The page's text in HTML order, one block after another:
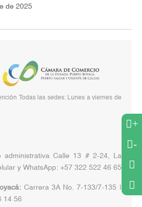
de 2025
+
-
Todas las sedes: Lunes a viernes de
administrativa Calle 13 # 2-24, La
y WhatsApp: +57 322 522 46 65
Carrera 3A No. 7-133/7-135 |
14 56